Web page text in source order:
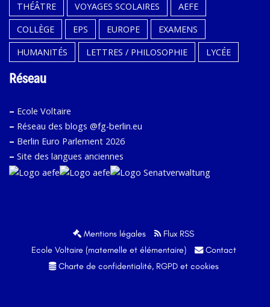
THÉÂTRE
VOYAGES SCOLAIRES
AEFE
COLLÈGE
EPS EUROPE
EXAMENS
HUMANITÉS
LETTRES / PHILOSOPHIE LYCÉE
Réseau
– Ecole Voltaire
– Réseau des blogs @fg-berlin.eu
– Berlin Euro Parlement 2026
– Site des langues anciennes
Mentions légales
Flux RSS
Ecole Voltaire (maternelle et élémentaire)
Contact
Charte de confidentialité, RGPD et cookies